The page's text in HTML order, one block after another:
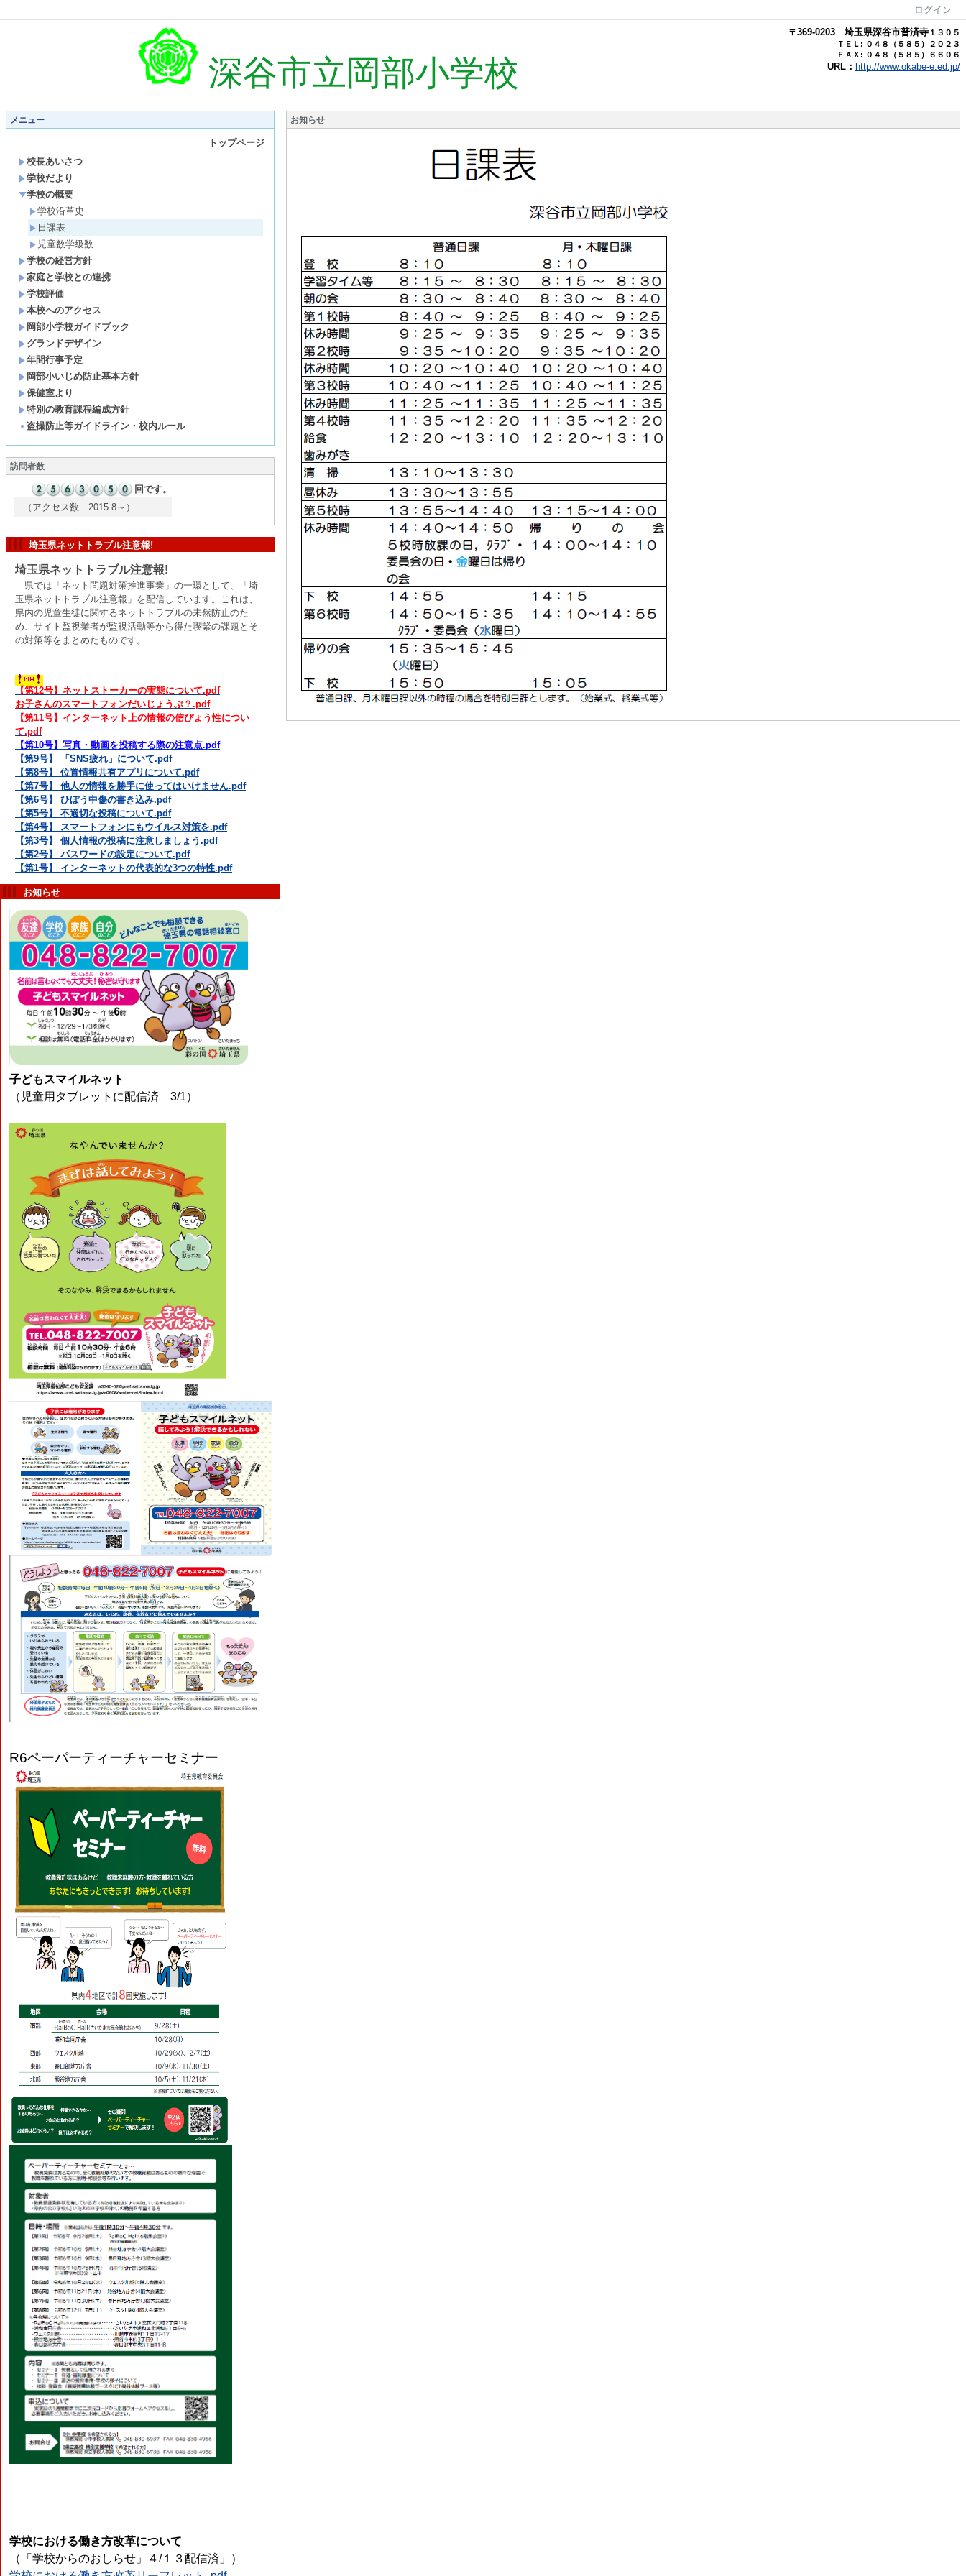
ログイン
深谷市立岡部小学校
〒369-0203 埼玉県深谷市普済寺 １３０５
ＴＥＬ: ０４８（５８５）２０２３
ＦＡＸ: ０４８（５８５）６６０６
URL： http://www.okabe-e.ed.jp/
メニュー
トップページ
校長あいさつ
学校だより
学校の概要
学校沿革史
日課表
児童数学級数
学校の経営方針
家庭と学校との連携
学校評価
本校へのアクセス
岡部小学校ガイドブック
グランドデザイン
年間行事予定
岡部小いじめ防止基本方針
保健室より
特別の教育課程編成方針
盗撮防止等ガイドライン・校内ルール
訪問者数
回です。
（アクセス数 2015.8～）
埼玉県ネットトラブル注意報!
埼玉県ネットトラブル注意報!
県では「ネット問題対策推進事業」の一環として、「埼
玉県ネットトラブル注意報」を配信しています。これは、
県内の児童生徒に関するネットトラブルの未然防止のた
め、サイト監視業者が監視活動等から得た喫緊の課題とそ
の対策等をまとめたものです。
【第12号】ネットストーカーの実態について.pdf
お子さんのスマートフォンだいじょうぶ？.pdf
【第11号】インターネット上の情報の信ぴょう性につい
て.pdf
【第10号】写真・動画を投稿する際の注意点.pdf
【第9号】 「SNS疲れ」について.pdf
【第8号】 位置情報共有アプリについて.pdf
【第7号】 他人の情報を勝手に使ってはいけません.pdf
【第6号】 ひぼう中傷の書き込み.pdf
【第5号】 不適切な投稿について.pdf
【第4号】 スマートフォンにもウイルス対策を.pdf
【第3号】 個人情報の投稿に注意しましょう.pdf
【第2号】 パスワードの設定について.pdf
【第1号】 インターネットの代表的な3つの特性.pdf
お知らせ
子どもスマイルネット
（児童用タブレットに配信済 3/1）
R6ペーパーティーチャーセミナー
学校における働き方改革について
（「学校からのおしらせ」４/１３配信済」）
お知らせ